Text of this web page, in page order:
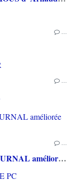
…
…
…
[TEST] SAROS PS5 : Une formule de RETURNAL améliorée et interessante